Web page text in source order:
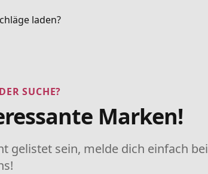
laden?
SUCHE?
Marken!
gelistet sein, melde dich einfach bei